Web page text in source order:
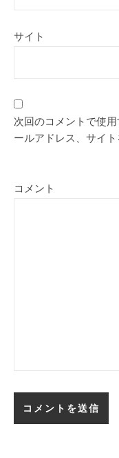
サイト
次回のコメントで使
ールアドレス、サイト
コメント